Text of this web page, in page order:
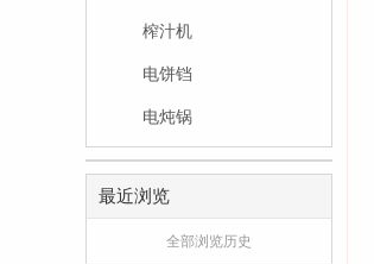
榨汁机
电饼铛
电炖锅
最近浏览
全部浏览历史